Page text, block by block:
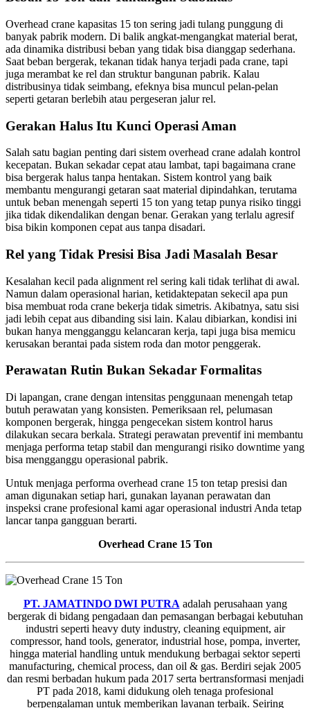
Overhead crane kapasitas 15 ton sering jadi tulang punggung di
banyak pabrik modern. Di balik angkat-mengangkat material berat,
ada dinamika distribusi beban yang tidak bisa dianggap sederhana.
Saat beban bergerak, tekanan tidak hanya terjadi pada crane, tapi
juga merambat ke rel dan struktur bangunan pabrik. Kalau
distribusinya tidak seimbang, efeknya bisa muncul pelan-pelan
seperti getaran berlebih atau pergeseran jalur rel.
Gerakan Halus Itu Kunci Operasi Aman
Salah satu bagian penting dari sistem overhead crane adalah kontrol
kecepatan. Bukan sekadar cepat atau lambat, tapi bagaimana crane
bisa bergerak halus tanpa hentakan. Sistem kontrol yang baik
membantu mengurangi getaran saat material dipindahkan, terutama
untuk beban menengah seperti 15 ton yang tetap punya risiko tinggi
jika tidak dikendalikan dengan benar. Gerakan yang terlalu agresif
bisa bikin komponen cepat aus tanpa disadari.
Rel yang Tidak Presisi Bisa Jadi Masalah Besar
Kesalahan kecil pada alignment rel sering kali tidak terlihat di awal.
Namun dalam operasional harian, ketidaktepatan sekecil apa pun
bisa membuat roda crane bekerja tidak simetris. Akibatnya, satu sisi
jadi lebih cepat aus dibanding sisi lain. Kalau dibiarkan, kondisi ini
bukan hanya mengganggu kelancaran kerja, tapi juga bisa memicu
kerusakan berantai pada sistem roda dan motor penggerak.
Perawatan Rutin Bukan Sekadar Formalitas
Di lapangan, crane dengan intensitas penggunaan menengah tetap
butuh perawatan yang konsisten. Pemeriksaan rel, pelumasan
komponen bergerak, hingga pengecekan sistem kontrol harus
dilakukan secara berkala. Strategi perawatan preventif ini membantu
menjaga performa tetap stabil dan mengurangi risiko downtime yang
bisa mengganggu operasional pabrik.
Untuk menjaga performa overhead crane 15 ton tetap presisi dan
aman digunakan setiap hari, gunakan layanan perawatan dan
inspeksi crane profesional kami agar operasional industri Anda tetap
lancar tanpa gangguan berarti.
Overhead Crane 15 Ton
PT. JAMATINDO DWI PUTRA adalah perusahaan yang
bergerak di bidang pengadaan dan pemasangan berbagai kebutuhan
industri seperti heavy duty industry, cleaning equipment, air
compressor, hand tools, generator, industrial hose, pompa, inverter,
hingga material handling untuk mendukung berbagai sektor seperti
manufacturing, chemical process, dan oil & gas. Berdiri sejak 2005
dan resmi berbadan hukum pada 2017 serta bertransformasi menjadi
PT pada 2018, kami didukung oleh tenaga profesional
berpengalaman untuk memberikan layanan terbaik. Seiring